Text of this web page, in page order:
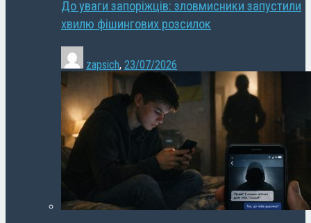
До уваги запоріжців: зловмисники запустили
хвилю фішингових розсилок
zapsich, 23/07/2026